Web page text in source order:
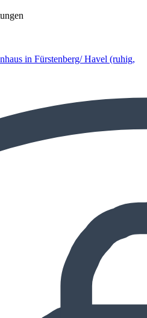
in Fürstenberg/ Havel (ruhig,